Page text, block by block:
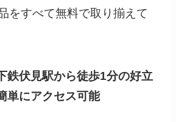
をすべて無料で取り揃えて
鉄伏見駅から徒歩1分の好立
単にアクセス可能